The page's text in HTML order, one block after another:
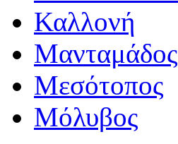
Καλλονή
Μανταμάδος
Μεσότοπος
Μόλυβος